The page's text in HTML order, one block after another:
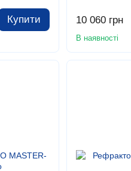
Купити 10 060 грн
В наявності